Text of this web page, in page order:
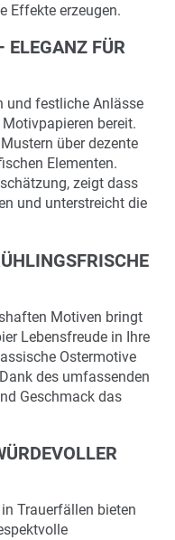
Effekte erzeugen.
ELEGANZ FÜR
und festliche Anlässe
bereit.
über dezente
Elementen.
zeigt dass
und unterstreicht die
Motiven bringt
Lebensfreude in Ihre
Ostermotive
des umfassenden
Geschmack das
Trauerfällen bieten